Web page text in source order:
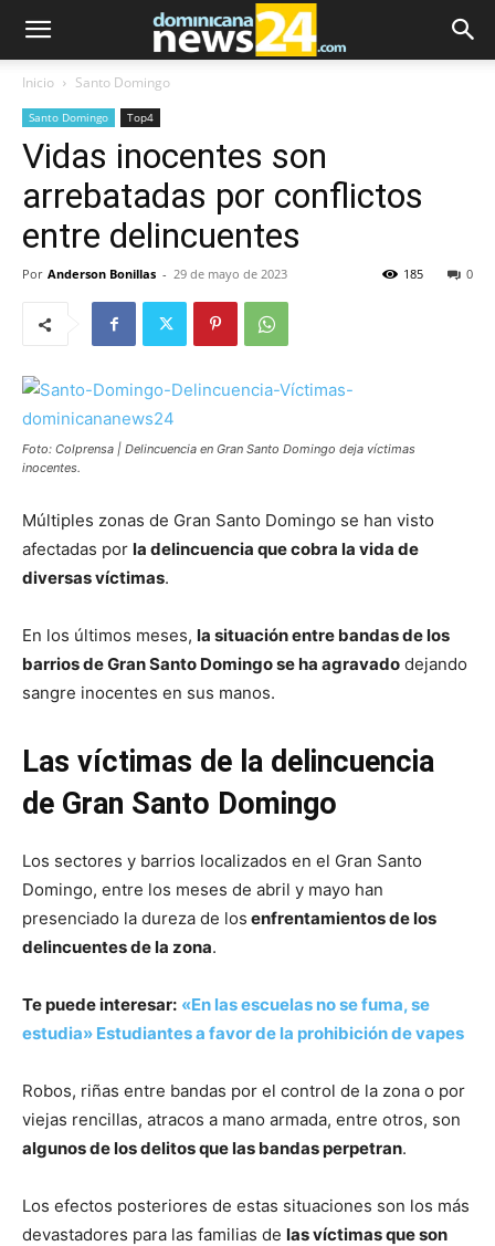
Inicio Santo Domingo
Santo Domingo Top4
Vidas inocentes son
arrebatadas por conflictos
entre delincuentes
Por Anderson Bonillas - 29 de mayo de 2023 0
185
Foto: Colprensa | Delincuencia en Gran Santo Domingo deja víctimas
inocentes.
Múltiples zonas de Gran Santo Domingo se han visto
afectadas por la delincuencia que cobra la vida de
diversas víctimas.
En los últimos meses, la situación entre bandas de los
barrios de Gran Santo Domingo se ha agravado dejando
sangre inocentes en sus manos.
Las víctimas de la delincuencia
de Gran Santo Domingo
Los sectores y barrios localizados en el Gran Santo
Domingo, entre los meses de abril y mayo han
presenciado la dureza de los enfrentamientos de los
delincuentes de la zona.
Te puede interesar: «En las escuelas no se fuma, se
estudia» Estudiantes a favor de la prohibición de vapes
Robos, riñas entre bandas por el control de la zona o por
viejas rencillas, atracos a mano armada, entre otros, son
algunos de los delitos que las bandas perpetran.
Los efectos posteriores de estas situaciones son los más
devastadores para las familias de las víctimas que son